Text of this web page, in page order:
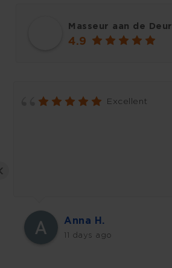
Masseur aan de Deur
4.9
Excellent
Anna H.
11 days ago